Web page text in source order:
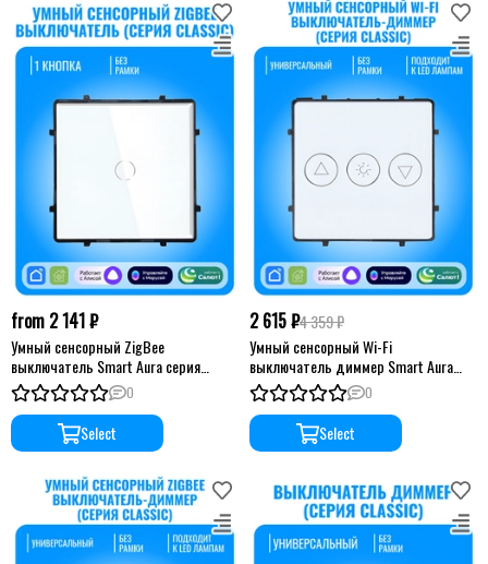
from 2 141 ₽
Умный сенсорный ZigBee
выключатель Smart Aura серия
Classic без рамки 0
Select
2 615 ₽4 359 ₽
Умный сенсорный Wi-Fi
выключатель диммер Smart Aura
серия Classic без рамки
0
Select